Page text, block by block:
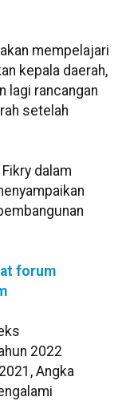
mempelajari
kepala daerah,
lagi rancangan
setelah
dalam
forum
2022
Angka